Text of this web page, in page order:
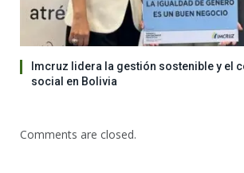
Imcruz lidera la gestión sostenible y el
social en Bolivia
Comments are closed.